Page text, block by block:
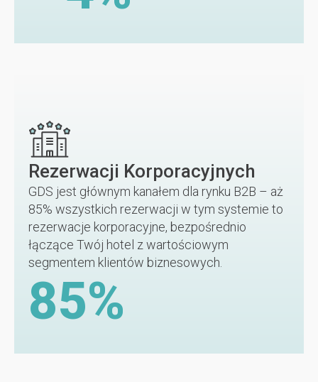
Rezerwacji Korporacyjnych
GDS jest głównym kanałem dla rynku B2B – aż
85% wszystkich rezerwacji w tym systemie to
rezerwacje korporacyjne, bezpośrednio
łączące Twój hotel z wartościowym
segmentem klientów biznesowych.
85%